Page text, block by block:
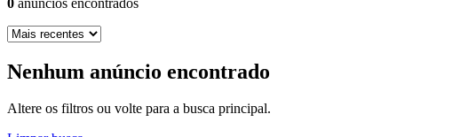
Nenhum anúncio encontrado
Altere os filtros ou volte para a busca principal.